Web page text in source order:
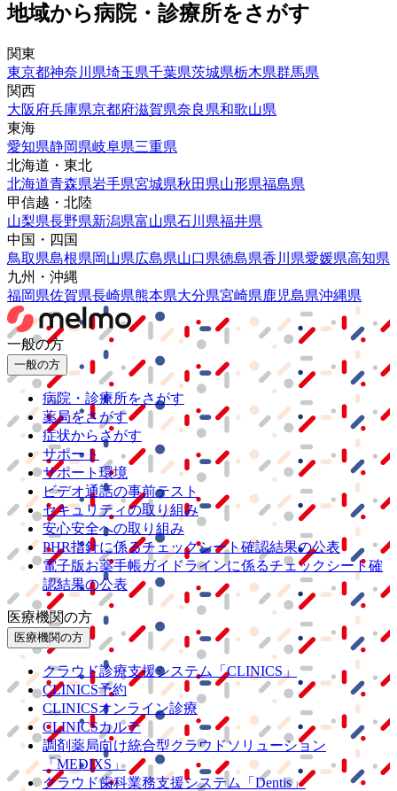
地域から病院・診療所をさがす
関東
東京都神奈川県埼玉県千葉県茨城県栃木県群馬県
関西
大阪府兵庫県京都府滋賀県奈良県和歌山県
東海
愛知県静岡県岐阜県三重県
北海道・東北
北海道青森県岩手県宮城県秋田県山形県福島県
甲信越・北陸
山梨県長野県新潟県富山県石川県福井県
中国・四国
鳥取県島根県岡山県広島県山口県徳島県香川県愛媛県高知県
九州・沖縄
福岡県佐賀県長崎県熊本県大分県宮崎県鹿児島県沖縄県
一般の方
一般の方
病院・診療所をさがす
薬局をさがす
症状からさがす
サポート
サポート環境
ビデオ通話の事前テスト
セキュリティの取り組み
安心安全への取り組み
PHR指針に係るチェックシート確認結果の公表
電子版お薬手帳ガイドラインに係るチェックシート確
認結果の公表
医療機関の方
医療機関の方
クラウド診療支援システム
「CLINICS」
CLINICS予約
CLINICSオンライン診療
CLINICSカルテ
調剤薬局向け統合型クラウドソリューション
「MEDIXS」
クラウド歯科業務支援システム
「Dentis」